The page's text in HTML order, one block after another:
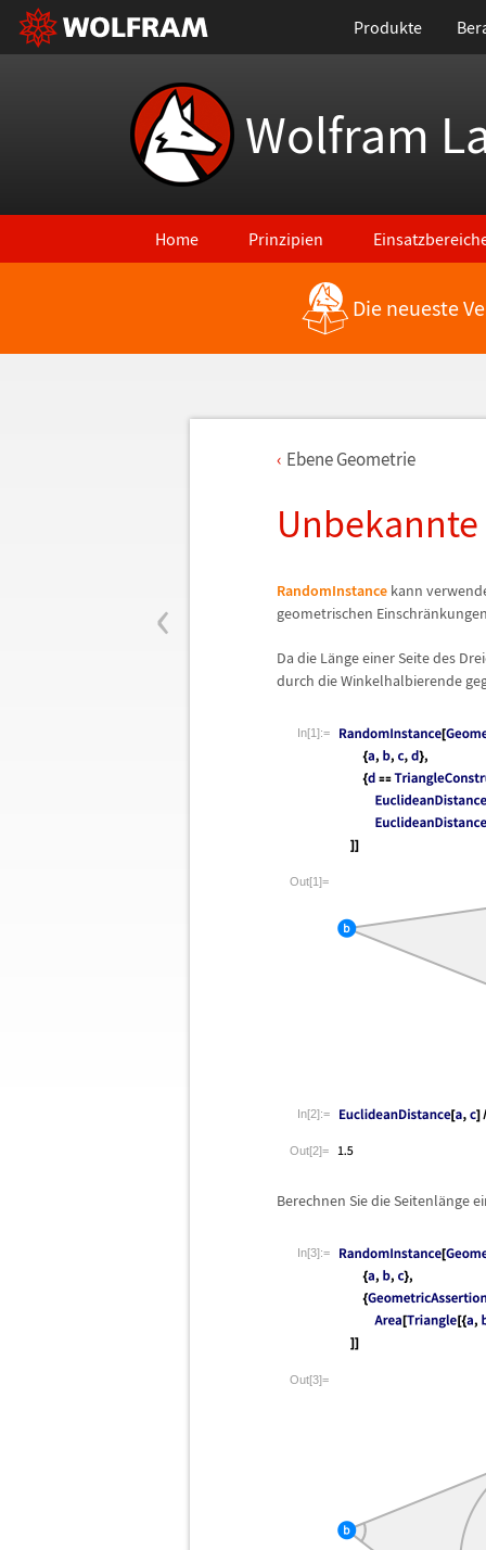
Produkte
Wolfram
Home Prinzipien
Die neueste
‹
Ebene Geometrie
RandomInstance kann
geometrischen Einschrä
Da die Länge einer Seite des
durch die Winkelhalbierende
In[1]:=
Out[1]=
In[2]:=
Out[2]=
Berechnen Sie die Seitenlänge
In[3]:=
Out[3]=